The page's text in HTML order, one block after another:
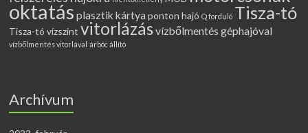
oktatás plasztik kártya ponton hajó Q forduló Tisza-tó
Tisza-tó vízszint vitorlázásvízbőlmentés géphajóval
vízbőlmentés vitorlával árbóc állító
Archívum